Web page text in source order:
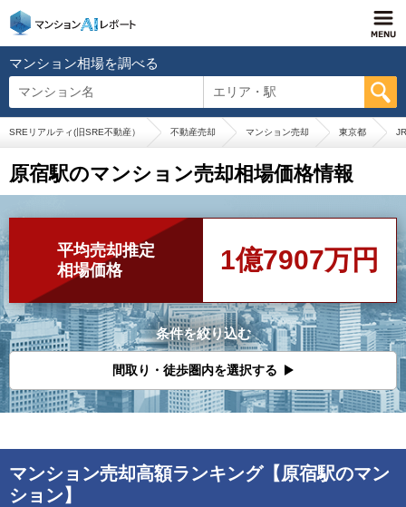
マンション相場を調べる
マンション名 エリア・駅
SREリアルティ(旧SRE不動産） 不動産売却 マンション売却 東京都
原宿駅のマンション売却相場価格情報
平均売却推定
相場価格
1億7907万円
条件を絞り込む
間取り・徒歩圏内を選択する
マンション売却高額ランキング【原宿駅のマン
ション】